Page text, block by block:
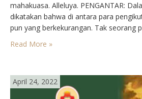
mahakuasa. Alleluya. PENGANTAR:
dikatakan bahwa di antara para
pun yang berkekurangan. Tak seorang
sesuatu dari kepunyaannya adalah
Read More »
April 24, 2022